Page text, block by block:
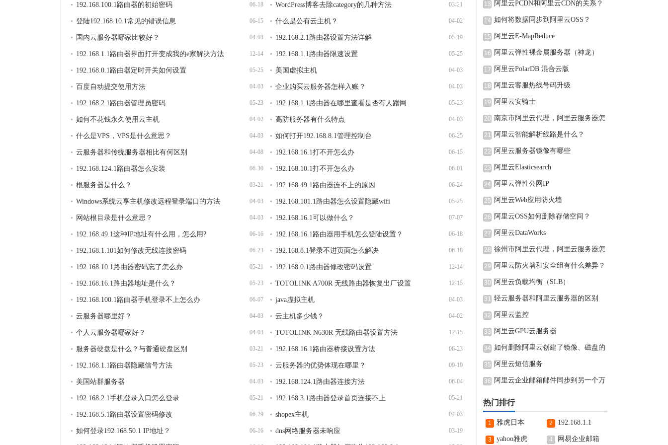
06-18
192.168.100.1路由器的初始密码 03-21
WordPress博客去除category的几种方法
06-15
登陆192.168.10.1常见的错误信息 04-02
什么是公有云主机？
04-03
国内云服务器哪家比较好？ 05-19
192.168.2.1路由器设置方法详解
12-14
192.168.1.1路由器界面打开变成我的e家解决方法 05-25
192.168.1.1路由器限速设置
05-25
192.168.0.1路由器定时开关如何设置 04-03
美国虚拟主机
04-03
百度自动提交使用方法 04-03
企业购买云服务器怎样入账？
05-23
192.168.2.1路由器管理员密码 05-23
192.168.1.1路由器在哪里查看是否有人蹭网
04-02
如何不花钱永久使用云主机 04-03
高防服务器有什么特点
04-03
什么是VPS，VPS是什么意思？ 06-25
如何打开192.168.8.1管理控制台
04-08
云服务器和传统服务器相比有何区别 06-15
192.168.16.1打不开怎么办
06-30
192.168.124.1路由器怎么安装 06-01
192.168.10.1打不开怎么办
03-21
根服务器是什么？ 06-24
192.168.49.1路由器连不上的原因
04-03
Windows系统云享主机修改远程登录端口的方法 05-25
192.168.101.1路由器怎么设置隐藏wifi
04-03
网站根目录是什么意思？ 07-07
192.168.16.1可以做什么？
06-16
192.168.49.1这种IP地址有什么用，怎么用? 06-18
192.168.16.1路由器用手机怎么登陆设置？
06-23
192.168.1.101如何修改无线连接密码 06-18
192.168.8.1登录不进页面怎么解决
05-21
192.168.10.1路由器密码忘了怎么办 12-14
192.168.0.1路由器修改密码设置
05-23
192.168.16.1路由器地址是什么？ 12-15
TOTOLINK A700R 无线路由器恢复出厂设置
06-07
192.168.100.1路由器手机登录不上怎么办 04-03
java虚拟主机
04-03
云服务器哪里好？ 04-02
云主机多少钱？
04-03
个人云服务器哪家好？ 12-15
TOTOLINK N630R 无线路由器设置方法
03-21
服务器硬盘是什么？与普通硬盘区别 06-23
192.168.16.1路由器桥接设置方法
05-23
192.168.1.1路由器隐藏信号方法 09-19
云服务器的优势体现在哪里？
04-03
美国站群服务器 06-04
192.168.124.1路由器连接方法
05-21
192.168.2.1手机登录入口怎么登录 05-21
192.168.3.1路由器登录首页连接不上
06-29
192.168.5.1路由器设置密码修改 04-03
shopex主机
06-16
如何登录192.168.50.1 IP地址？ 03-19
dns网络服务器未响应
13 阿里云PCDN和阿里云CDN的关系？
14 如何将数据同步到阿里云OSS？
15 阿里云E-MapReduce
16 阿里云弹性裸金属服务器（神龙）
17 阿里云PolarDB 混合云版
18 阿里云客服热线号码升级
19 阿里云安骑士
20 南京市阿里云代理，阿里云服务器怎
21 阿里云智能解析线路是什么？
22 阿里云服务器镜像有哪些
23 阿里云Elasticsearch
24 阿里云弹性公网IP
25 阿里云Web应用防火墙
26 阿里云OSS如何删除存储空间？
27 阿里云DataWorks
28 徐州市阿里云代理，阿里云服务器怎
29 阿里云防火墙和安全组有什么差异？
30 阿里云负载均衡（SLB）
31 轻云服务器和阿里云服务器的区别
32 阿里云监控
33 阿里云GPU云服务器
34 如何删除阿里云创建了镜像、磁盘的
35 阿里云短信服务
36 阿里云企业邮箱邮件同步到另一个万
热门排行
1 雅虎日本 2 192.168.1.1
3 yahoo雅虎 4 网易企业邮箱